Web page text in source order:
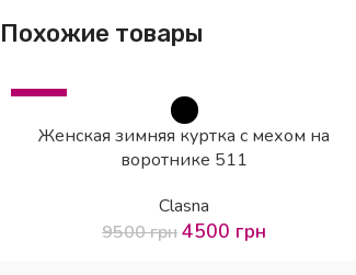
Похожие товары
-53%
SOLD OUT
Женская зимняя куртка с мехом на
воротнике 511
Clasna
9500грн4500 грн